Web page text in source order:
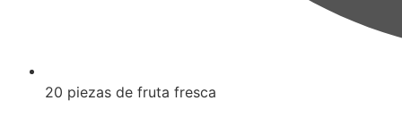
20 piezas de fruta fresca